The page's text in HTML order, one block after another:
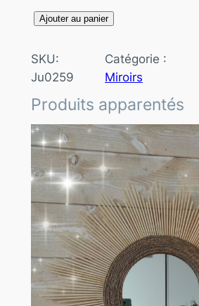
a
n
i
t
é
d
e
M
i
o
i
r
Ajouter au panier
SKU:
Ju0259
Catégorie :
Miroirs
Produits apparentés